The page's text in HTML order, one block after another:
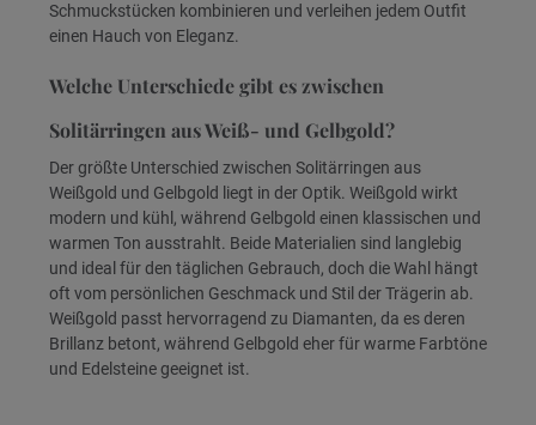
Schmuckstücken kombinieren und verleihen jedem Outfit
einen Hauch von Eleganz.
Welche Unterschiede gibt es zwischen
Solitärringen aus Weiß- und Gelbgold?
Der größte Unterschied zwischen Solitärringen aus
Weißgold und Gelbgold liegt in der Optik. Weißgold wirkt
modern und kühl, während Gelbgold einen klassischen und
warmen Ton ausstrahlt. Beide Materialien sind langlebig
und ideal für den täglichen Gebrauch, doch die Wahl hängt
oft vom persönlichen Geschmack und Stil der Trägerin ab.
Weißgold passt hervorragend zu Diamanten, da es deren
Brillanz betont, während Gelbgold eher für warme Farbtöne
und Edelsteine geeignet ist.